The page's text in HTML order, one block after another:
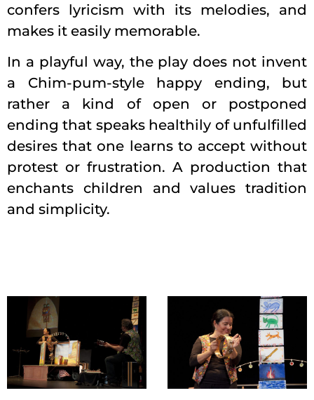
confers lyricism with its melodies, and
makes it easily memorable.
In a playful way, the play does not invent
a Chim-pum-style happy ending, but
rather a kind of open or postponed
ending that speaks healthily of unfulfilled
desires that one learns to accept without
protest or frustration. A production that
enchants children and values tradition
and simplicity.